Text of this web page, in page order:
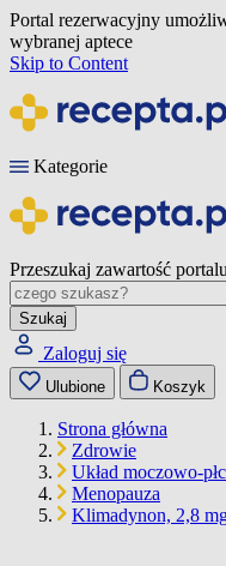
Portal rezerwacyjny
wybranej aptece
Skip to Content
Kategorie
Przeszukaj zawartość portalu
Szukaj
Zaloguj się
Ulubione Koszyk
Strona główna
Zdrowie
Układ moczowo-
Menopauza
Klimadynon, 2,8